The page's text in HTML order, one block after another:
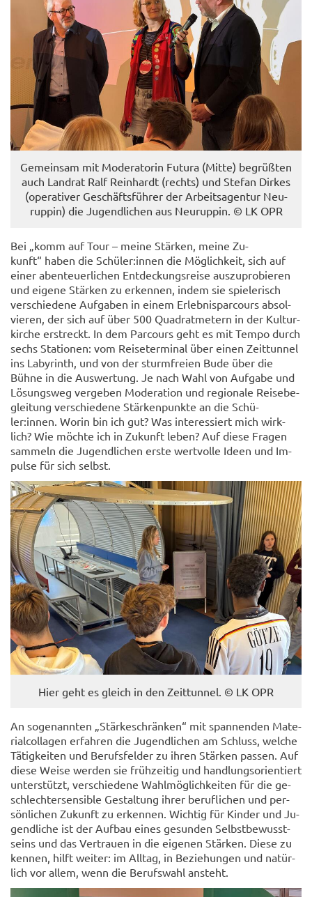
Ge­mein­sam mit Mo­de­ra­to­rin Fu­tu­ra (Mitte) be­grüß­ten
auch Land­rat Ralf Rein­hardt (rechts) und Ste­fan Dir­kes
(ope­ra­ti­ver Ge­schäfts­füh­rer der Ar­beits­agen­tur Neu­
rup­pin) die Ju­gend­li­chen aus Neu­rup­pin. © LK OPR
Bei „komm auf Tour – meine Stär­ken, meine Zu­
kunft“ haben die Schü­ler:innen die Mög­lich­keit, sich auf
einer aben­teu­er­li­chen Ent­de­ckungs­rei­se aus­zu­pro­bie­ren
und ei­ge­ne Stär­ken zu er­ken­nen, indem sie spie­le­risch
ver­schie­de­ne Auf­ga­ben in einem Er­leb­nis­par­cours ab­sol­
vie­ren, der sich auf über 500 Qua­drat­me­tern in der Kul­tur­
kir­che er­streckt. In dem Par­cours geht es mit Tempo durch
sechs Sta­tio­nen: vom Rei­se­ter­mi­nal über einen Zeit­tun­nel
ins La­by­rinth, und von der sturm­frei­en Bude über die
Bühne in die Aus­wer­tung. Je nach Wahl von Auf­ga­be und
Lö­sungs­weg ver­ge­ben Mo­de­ra­ti­on und re­gio­na­le Rei­se­be­
glei­tung ver­schie­de­ne Stär­ken­punk­te an die Schü­
ler:innen. Worin bin ich gut? Was in­ter­es­siert mich wirk­
lich? Wie möch­te ich in Zu­kunft leben? Auf diese Fra­gen
sam­meln die Ju­gend­li­chen erste wert­vol­le Ideen und Im­
pul­se für sich selbst.
Hier geht es gleich in den Zeit­tun­nel. © LK OPR
An so­ge­nann­ten „Stär­ke­schrän­ken“ mit span­nen­den Ma­te­
ri­al­col­la­gen er­fah­ren die Ju­gend­li­chen am Schluss, wel­che
Tä­tig­kei­ten und Be­rufs­fel­der zu ihren Stär­ken pas­sen. Auf
diese Weise wer­den sie früh­zei­tig und hand­lungs­ori­en­tiert
un­ter­stützt, ver­schie­de­ne Wahl­mög­lich­kei­ten für die ge­
schlech­ter­sen­si­ble Ge­stal­tung ihrer be­ruf­li­chen und per­
sön­li­chen Zu­kunft zu er­ken­nen. Wich­tig für Kin­der und Ju­
gend­li­che ist der Auf­bau eines ge­sun­den Selbst­be­wusst­
seins und das Ver­trau­en in die ei­ge­nen Stär­ken. Diese zu
ken­nen, hilft wei­ter: im All­tag, in Be­zie­hun­gen und na­tür­
lich vor allem, wenn die Be­rufs­wahl an­steht.